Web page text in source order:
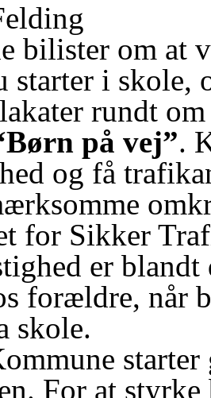
bilister om at
starter i skole,
rundt
på vej”.
og få
for Sikker
er
forældre, når
skole.
For at